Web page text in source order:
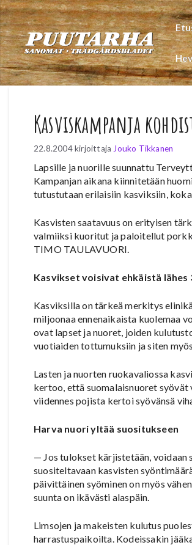
Siirry
sisältöön
Kasviskampanja
22.8.2004 kirjoittaja Jouko Tikkanen
Lapsille ja nuorille suunnattu
Kampanjan aikana kiinnitetään
tutustutaan erilaisiin kasviksiin,
Kasvisten saatavuus on erityisen
valmiiksi kuoritut ja paloitellut
TIMO TAULAVUORI.
Kasvikset voisivat ehkäistä lähes
Kasviksilla on tärkeä merkitys
miljoonaa ennenaikaista kuolemaa
ovat lapset ja nuoret, joiden
vuotiaiden tottumuksiin ja siten
Lasten ja nuorten ruokavaliossa
kertoo, että suomalaisnuoret syövät
viidennes pojista kertoi syövänsä
Harva nuori yltää suositukseen
— Jos tulokset kärjistetään, voidaan
suositeltavaan kasvisten
päivittäinen syöminen on myös
suunta on ikävästi alaspäin.
Limsojen ja makeisten kulutus
harrastuspaikoilta. Kodeissakin